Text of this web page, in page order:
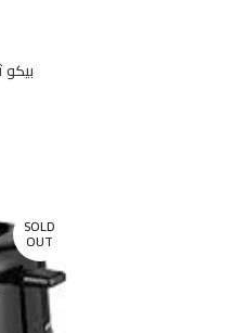
SOLD
OUT